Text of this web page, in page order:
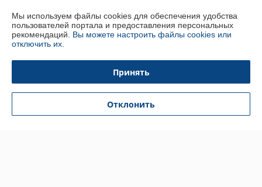
Контакты
Доставка и оплата
Полная версия сайта
Мы используем файлы cookies для обеспечения удобства
пользователей портала и предоставления персональных
рекомендаций. Вы можете настроить файлы cookies или
отключить их.
Принять
Отклонить